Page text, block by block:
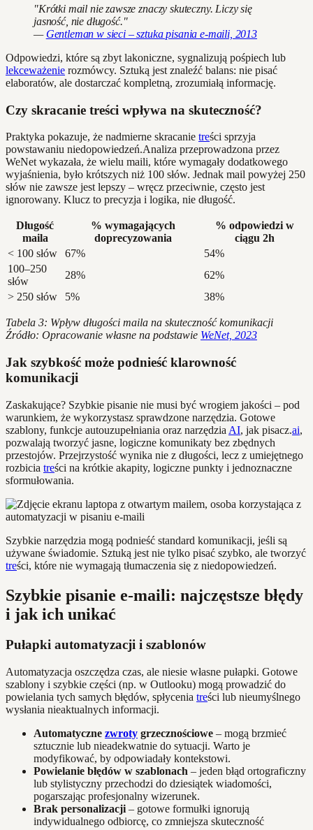
"Krótki mail nie zawsze znaczy skuteczny. Liczy się
jasność, nie długość."
— Gentleman w sieci – sztuka pisania e-maili, 2013
Odpowiedzi, które są zbyt lakoniczne, sygnalizują pośpiech lub
lekceważenie rozmówcy. Sztuką jest znaleźć balans: nie pisać
elaboratów, ale dostarczać kompletną, zrozumiałą informację.
Czy skracanie treści wpływa na skuteczność?
Praktyka pokazuje, że nadmierne skracanie treści sprzyja
powstawaniu niedopowiedzeń.Analiza przeprowadzona przez
WeNet wykazała, że wielu maili, które wymagały dodatkowego
wyjaśnienia, było krótszych niż 100 słów. Jednak mail powyżej 250
słów nie zawsze jest lepszy – wręcz przeciwnie, często jest
ignorowany. Klucz to precyzja i logika, nie długość.
Długość
maila
% wymagających
doprecyzowania
% odpowiedzi w
ciągu 2h
< 100 słów
67%
54%
100–250
słów
28%
62%
> 250 słów
5% 38%
Tabela 3: Wpływ długości maila na skuteczność komunikacji
Źródło: Opracowanie własne na podstawie WeNet, 2023
Jak szybkość może podnieść klarowność
komunikacji
Zaskakujące? Szybkie pisanie nie musi być wrogiem jakości – pod
warunkiem, że wykorzystasz sprawdzone narzędzia. Gotowe
szablony, funkcje autouzupełniania oraz narzędzia AI, jak pisacz.ai,
pozwalają tworzyć jasne, logiczne komunikaty bez zbędnych
przestojów. Przejrzystość wynika nie z długości, lecz z umiejętnego
rozbicia treści na krótkie akapity, logiczne punkty i jednoznaczne
sformułowania.
Szybkie narzędzia mogą podnieść standard komunikacji, jeśli są
używane świadomie. Sztuką jest nie tylko pisać szybko, ale tworzyć
treści, które nie wymagają tłumaczenia się z niedopowiedzeń.
Szybkie pisanie e-maili: najczęstsze błędy
i jak ich unikać
Pułapki automatyzacji i szablonów
Automatyzacja oszczędza czas, ale niesie własne pułapki. Gotowe
szablony i szybkie części (np. w Outlooku) mogą prowadzić do
powielania tych samych błędów, spłycenia treści lub nieumyślnego
wysłania nieaktualnych informacji.
Automatyczne zwroty grzecznościowe – mogą brzmieć
sztucznie lub nieadekwatnie do sytuacji. Warto je
modyfikować, by odpowiadały kontekstowi.
Powielanie błędów w szablonach – jeden błąd ortograficzny
lub stylistyczny przechodzi do dziesiątek wiadomości,
pogarszając profesjonalny wizerunek.
Brak personalizacji – gotowe formułki ignorują
indywidualnego odbiorcę, co zmniejsza skuteczność